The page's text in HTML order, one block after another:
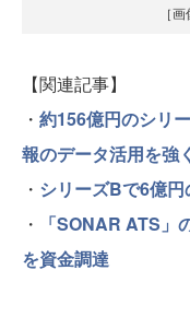
［
【関連記事】
・ 約156億円のシリ
報のデータ活用を
・ シリーズBで6億
・
「SONAR ATS
を資金調達